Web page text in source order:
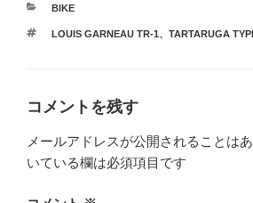
カ
ゴ
BIKE
タ
LOUIS GARNEAU TR-1、 TARTARUGA
コメントを残す
メールアドレスが公開されることはあ
いている欄は必須項目です